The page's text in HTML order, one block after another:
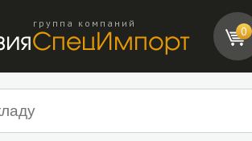
0
группа компаний